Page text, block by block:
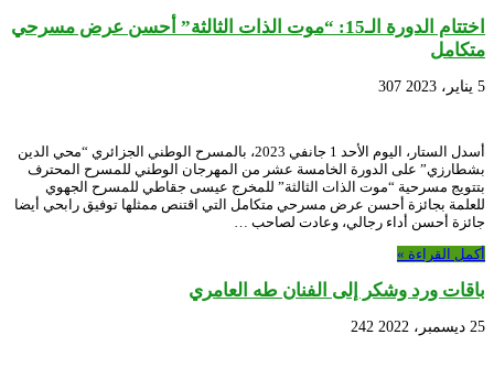
اختتام الدورة الـ15: “موت الذات الثالثة” أحسن عرض مسرحي
متكامل
5 يناير، 2023 307
أسدل الستار، اليوم الأحد 1 جانفي 2023، بالمسرح الوطني الجزائري “محي الدين
بشطارزي” على الدورة الخامسة عشر من المهرجان الوطني للمسرح المحترف
بتتويج مسرحية “موت الذات الثالثة” للمخرج عيسى جقاطي للمسرح الجهوي
للعلمة بجائزة أحسن عرض مسرحي متكامل التي اقتنص ممثلها توفيق رابحي أيضا
جائزة أحسن أداء رجالي، وعادت لصاحب …
أكمل القراءة »
باقات ورد وشكر إلى الفنان طه العامري
25 ديسمبر، 2022 242